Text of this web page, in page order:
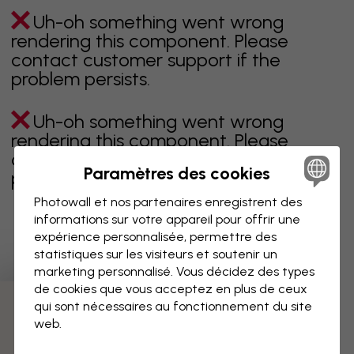
Uh-oh something went wrong
rendering this component. Please
contact customer support if the
problem persists.
Uh-oh something went wrong
rendering this component. Please
contact customer support if the
problem persists.
Page 1 sur 2 pages
Découvrez plus de catégories
Paramètres des cookies
Photowall et nos partenaires enregistrent des
informations sur votre appareil pour offrir une
expérience personnalisée, permettre des
statistiques sur les visiteurs et soutenir un
marketing personnalisé. Vous décidez des types
de cookies que vous acceptez en plus de ceux
qui sont nécessaires au fonctionnement du site
web.